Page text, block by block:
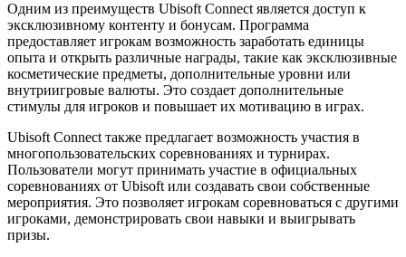
Одним из преимуществ Ubisoft Connect является доступ к
эксклюзивному контенту и бонусам. Программа
предоставляет игрокам возможность заработать единицы
опыта и открыть различные награды, такие как эксклюзивные
косметические предметы, дополнительные уровни или
внутриигровые валюты. Это создает дополнительные
стимулы для игроков и повышает их мотивацию в играх.
Ubisoft Connect также предлагает возможность участия в
многопользовательских соревнованиях и турнирах.
Пользователи могут принимать участие в официальных
соревнованиях от Ubisoft или создавать свои собственные
мероприятия. Это позволяет игрокам соревноваться с другими
игроками, демонстрировать свои навыки и выигрывать
призы.